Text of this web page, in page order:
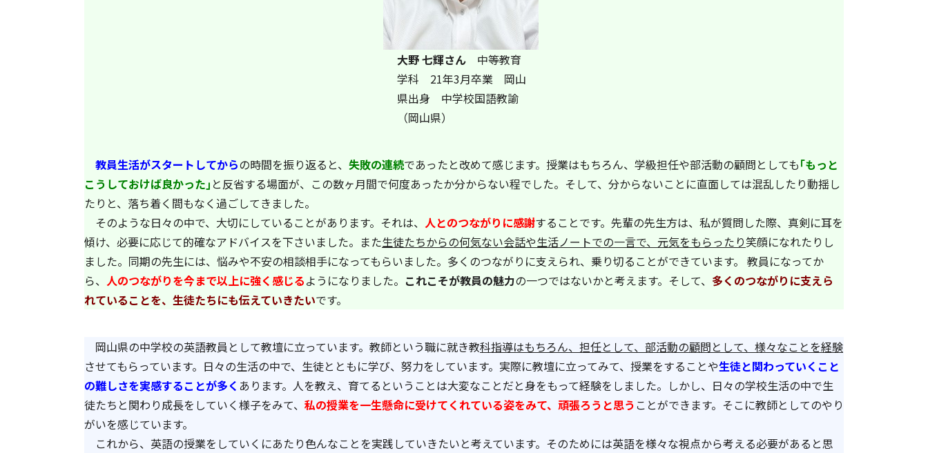
大野 七輝さん中等教育
学科 21年3月卒業 岡山
県出身 中学校国語教諭
（岡山県）
教員生活がスタートしてからの時間を振り返ると、 失敗の連続であったと改めて感じます。授業はもちろん、学級担任や部活動の顧問としても｢もっと
こうしておけば良かった｣ と反省する場面が、この数ヶ月間で何度あったか分からない程でした。そして、分からないことに直面しては混乱したり動揺し
たりと、落ち着く間もなく過ごしてきました。
そのような日々の中で、大切にしていることがあります。それは、 人とのつながりに感謝することです。先輩の先生方は、私が質問した際、真剣に耳を
傾け、必要に応じて的確なアドバイスを下さいました。また生徒たちからの何気ない会話や生活ノートでの一言で、元気をもらったり笑顔になれたりし
ました。同期の先生には、悩みや不安の相談相手になってもらいました。多くのつながりに支えられ、乗り切ることができています。 教員になってか
ら、 人のつながりを今まで以上に強く感じるようになりました。 これこそが教員の魅力の一つではないかと考えます。そして、 多くのつながりに支えら
れていることを、生徒たちにも伝えていきたいです。
岡山県の中学校の英語教員として教壇に立っています。教師という職に就き教科指導はもちろん、担任として、部活動の顧問として、様々なことを経験
させてもらっています。日々の生活の中で、生徒とともに学び、努力をしています。実際に教壇に立ってみて、授業をすることや生徒と関わっていくこと
の難しさを実感することが多く あります。人を教え、育てるということは大変なことだと身をもって経験をしました。しかし、日々の学校生活の中で生
徒たちと関わり成長をしていく様子をみて、 私の授業を一生懸命に受けてくれている姿をみて、頑張ろうと思う ことができます。そこに教師としてのやり
がいを感じています。
これから、英語の授業をしていくにあたり色んなことを実践していきたいと考えています。そのためには英語を様々な視点から考える必要があると思